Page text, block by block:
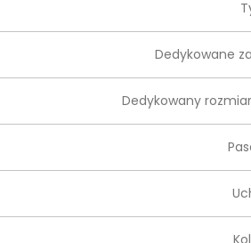
Dedykowane
Dedykowany